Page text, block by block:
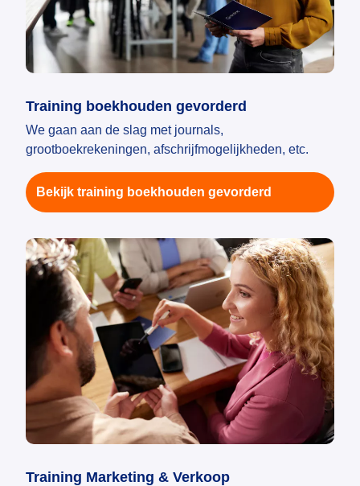
Training boekhouden gevorderd
We gaan aan de slag met journals,
grootboekrekeningen, afschrijfmogelijkheden, etc.
Bekijk training boekhouden gevorderd
Training Marketing & Verkoop